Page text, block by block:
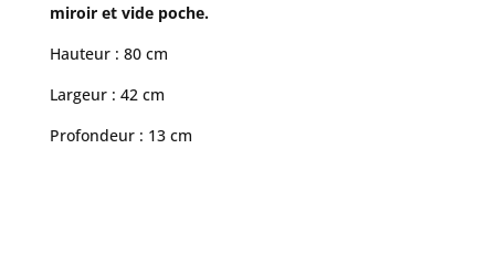
miroir et vide poche.
Hauteur : 80 cm
Largeur : 42 cm
Profondeur : 13 cm